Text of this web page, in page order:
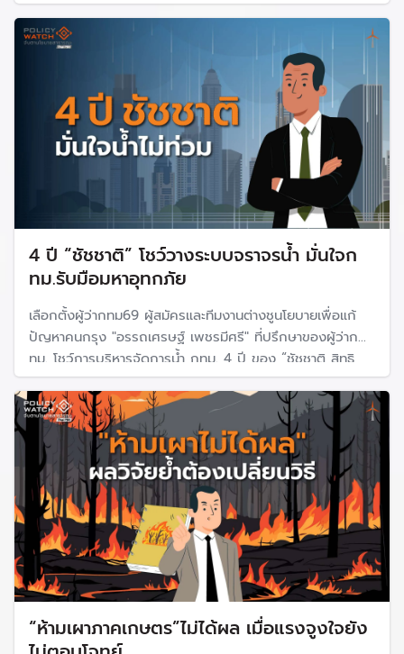
ประเมินว่าสถานการณ์อาจไม่รุนแรงอย่างที่วิตก เพราะเอลนีโญ
มาช่วงฤดูฝนและต้นทุนน้ำในเขื่อนยังเพียงพอ แต่ภัยแล้งปีหน้า
จะหนักกว่า
4 ปี “ชัชชาติ” โชว์วางระบบจราจรน้ำ มั่นใจก
ทม.รับมือมหาอุทกภัย
เลือกตั้งผู้ว่ากทม69 ผู้สมัครและทีมงานต่างชูนโยบายเพื่อแก้
ปัญหาคนกรุง "อรรถเศรษฐ์ เพชรมีศรี" ที่ปรึกษาของผู้ว่าก
ทม. โชว์การบริหารจัดการน้ำ กทม. 4 ปี ของ “ชัชชาติ สิทธิ
พันธุ์” อดีตผู้ว่ากทม ที่ลงชิงชัยอีกสมัย มั่นใจทำระบบจัดการน้ำ
ครบถ้วน ไม่ท่วมซ้ำรอยมหาอุทกภัยปี 54 หรือ อุทกภัย
หาดใหญ่
“ห้ามเผาภาคเกษตร”ไม่ได้ผล เมื่อแรงจูงใจยัง